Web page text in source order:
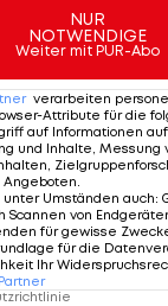
NUR
NOTWENDIGE
Weiter mit PUR-Abo
verarbeiten
Attribute für die
auf Informationen
und Inhalte, Messung
Angeboten.
Umständen auch:
Scannen von
für gewisse
für die
Ihr
Partner